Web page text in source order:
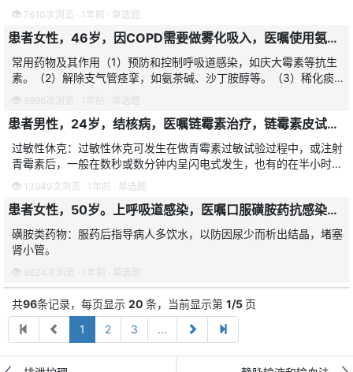
红晕硬块，直径大于1cm或周围有伪足、局部有痒感，严重时可出现
过敏性休克。
7610次浏览 · 1年前 · 单选题
患者女性，46岁，因COPD需要做雾化吸入，医嘱使用氨茶碱，其目的是
常用药物及其作用（1）预防和控制呼吸道感染，如庆大霉素等抗生
素。（2）解除支气管痉挛，如氨茶碱、沙丁胺醇等。（3）稀化痰
液，帮助祛痰，如α-糜蛋白酶等。（4）减轻呼吸道黏膜水肿，如地
塞米松等。
9896次浏览 · 1年前 · 单选题
患者男性，24岁，结核病，医嘱链霉素治疗，链霉素皮试发生过敏性休克而出现中枢神经系统症状，其原因是
过敏性休克：过敏性休克可发生在做青霉素过敏试验过程中，或注射
青霉素后，一般在数秒或数分钟内呈闪电式发生，也有的在半小时后
出现，极少数病人发生在连续用药的过程中。1）呼吸道阻塞症状：
由于喉头水肿、肺水肿
13949次浏览 · 1年前 · 单选题
患者女性，50岁。上呼吸道感染，医嘱口服磺胺药抗感染。护士嘱其服药后多饮水，目的是
磺胺类药物：服药后指导病人多饮水，以防因尿少而析出结晶，堵塞
肾小管。
8824次浏览 · 1年前 · 单选题
共96条记录，每页显示 20 条，当前显示第 1/5 页
1
2 3 ...